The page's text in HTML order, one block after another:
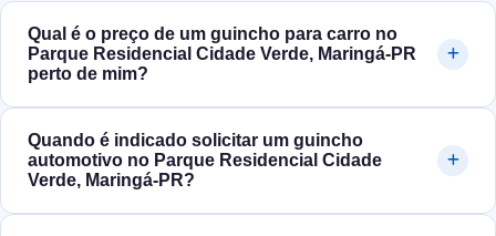
Qual é o preço de um guincho para carro no
Parque Residencial Cidade Verde, Maringá‑PR
perto de mim?
Quando é indicado solicitar um guincho
automotivo no Parque Residencial Cidade
Verde, Maringá‑PR?